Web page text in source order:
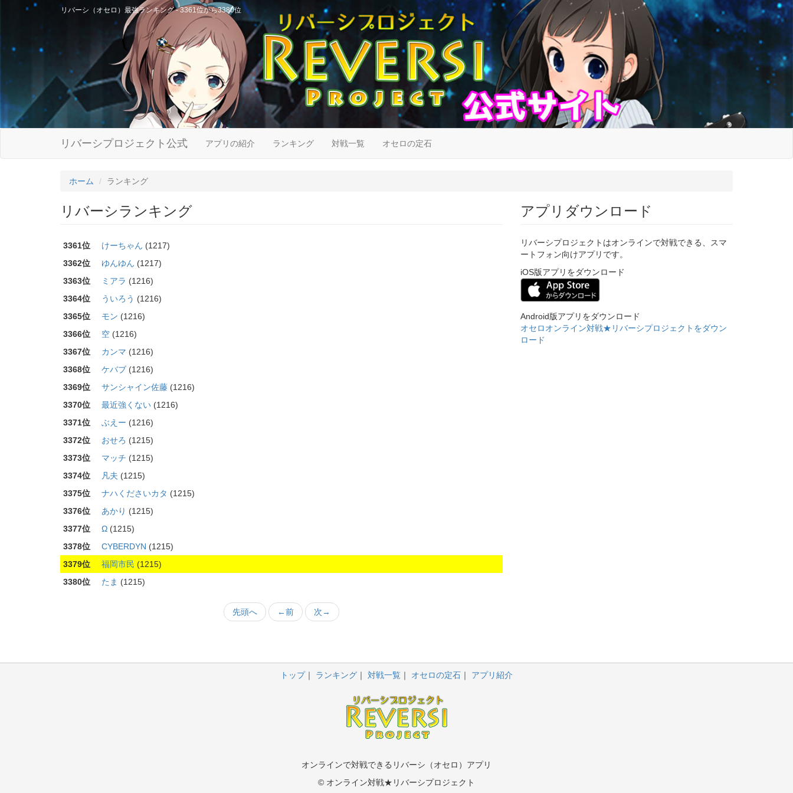
リバーシ（オセロ）最強ランキング - 3361位から3380位
リバーシプロジェクト公式 アプリの紹介 ランキング 対戦一覧 オセロの定石
ホーム ランキング
リバーシランキング
3361位 けーちゃん (1217)
3362位
ゆんゆん (1217)
3363位
ミアラ (1216)
3364位
ういろう (1216)
3365位
モン (1216)
3366位
空 (1216)
3367位
カンマ (1216)
3368位
ケバブ (1216)
3369位
サンシャイン佐藤 (1216)
3370位
最近強くない (1216)
3371位
ぶえー (1216)
3372位
おせろ (1215)
3373位
マッチ (1215)
3374位
凡夫 (1215)
3375位
ナハくださいカタ (1215)
3376位
あかり (1215)
3377位
Ω (1215)
3378位
CYBERDYN (1215)
3379位
福岡市民 (1215)
3380位
たま (1215)
先頭へ ←前 次→
アプリダウンロード
リバーシプロジェクトはオンラインで対戦できる、スマ
ートフォン向けアプリです。
iOS版アプリをダウンロード
Android版アプリをダウンロード
オセロオンライン対戦★リバーシプロジェクトをダウン
ロード
トップ ランキング 対戦一覧 オセロの定石 アプリ紹介
オンラインで対戦できるリバーシ（オセロ）アプリ
© オンライン対戦★リバーシプロジェクト